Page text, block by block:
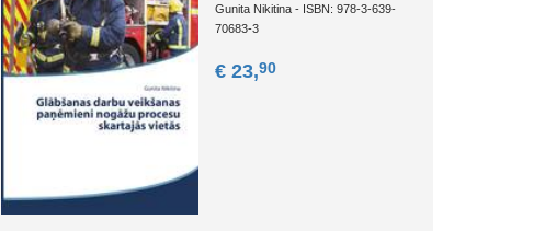
Gunita Nikitina - ISBN: 978-3-639-
70683-3
€ 23,90